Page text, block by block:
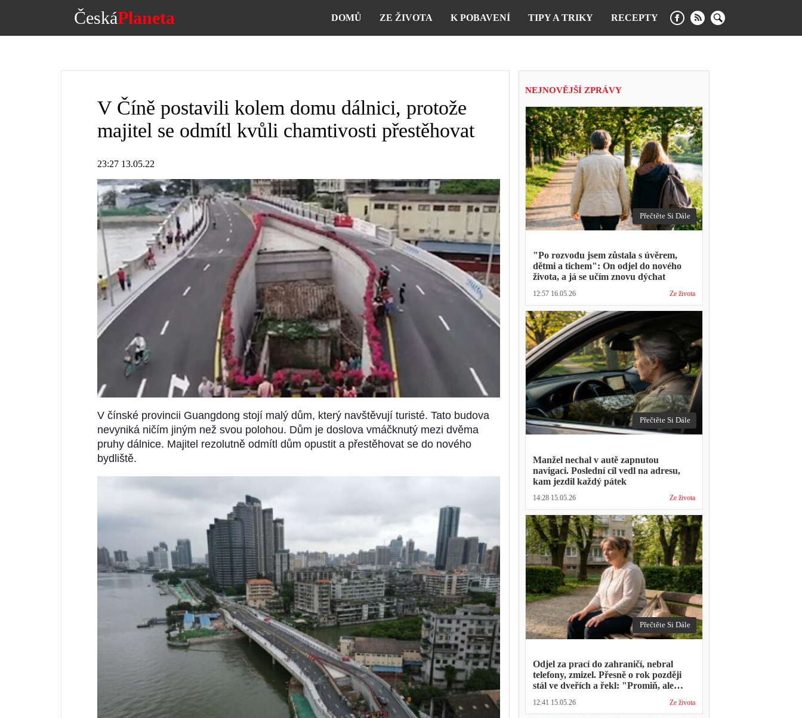
ČeskáPlaneta DOMŮ ZE ŽIVOTA K POBAVENÍ TIPY A TRIKY RECEPTY
V Číně postavili kolem domu dálnici, protože
majitel se odmítl kvůli chamtivosti přestěhovat
23:27 13.05.22
V čínské provincii Guangdong stojí malý dům, který navštěvují turisté. Tato budova
nevyniká ničím jiným než svou polohou. Dům je doslova vmáčknutý mezi dvěma
pruhy dálnice. Majitel rezolutně odmítl dům opustit a přestěhovat se do nového
bydliště.
NEJNOVĚJŠÍ ZPRÁVY
Přečtěte Si Dále
"Po rozvodu jsem zůstala s úvěrem,
dětmi a tichem": On odjel do nového
života, a já se učím znovu dýchat
12:57 16.05.26 Ze života
Přečtěte Si Dále
Manžel nechal v autě zapnutou
navigaci. Poslední cíl vedl na adresu,
kam jezdil každý pátek
14:28 15.05.26 Ze života
Přečtěte Si Dále
Odjel za prací do zahraničí, nebral
telefony, zmizel. Přesně o rok později
stál ve dveřích a řekl: "Promiň, ale
12:41 15.05.26 Ze života